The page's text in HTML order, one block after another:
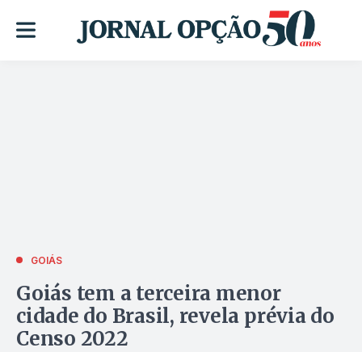
GOIÁS
Goiás tem a terceira menor
cidade do Brasil, revela prévia do
Censo 2022